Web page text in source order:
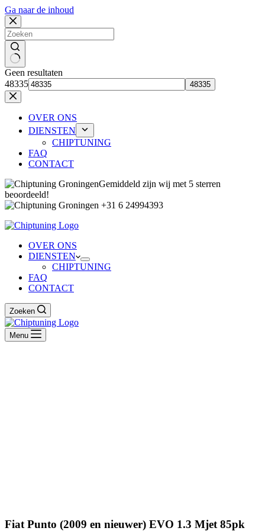
Ga naar de inhoud
Geen resultaten
48335
OVER ONS
DIENSTEN
CHIPTUNING
FAQ
CONTACT
Gemiddeld zijn wij met 5 sterren
beoordeeld!
+31 6 24994393
OVER ONS
DIENSTEN
CHIPTUNING
FAQ
CONTACT
Zoeken
Menu
Fiat Punto (2009 en nieuwer) EVO 1.3 Mjet 85pk